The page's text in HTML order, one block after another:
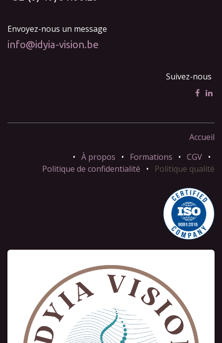
Envoyez-nous un message
info@idyia-vision.be
Suivez-nous
Accueil
• À propos • Formations • CGV •
Politique de confidentialité
• Politique qualité